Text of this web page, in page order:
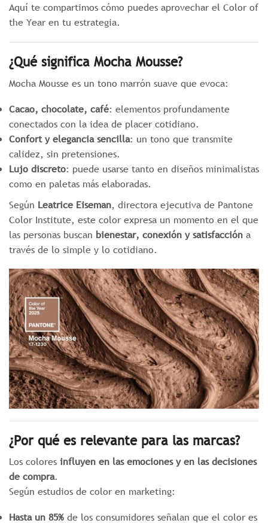
Aquí te compartimos cómo puedes aprovechar el Color of
the Year en tu estrategia.
¿Qué significa Mocha Mousse?
Mocha Mousse es un tono marrón suave que evoca:
Cacao, chocolate, café: elementos profundamente
conectados con la idea de placer cotidiano.
Confort y elegancia sencilla: un tono que transmite
calidez, sin pretensiones.
Lujo discreto: puede usarse tanto en diseños minimalistas
como en paletas más elaboradas.
Según Leatrice Eiseman, directora ejecutiva de Pantone
Color Institute, este color expresa un momento en el que
las personas buscan bienestar, conexión y satisfacción a
través de lo simple y lo cotidiano.
¿Por qué es relevante para las marcas?
Los colores influyen en las emociones y en las decisiones
de compra.
Según estudios de color en marketing:
Hasta un 85% de los consumidores señalan que el color es